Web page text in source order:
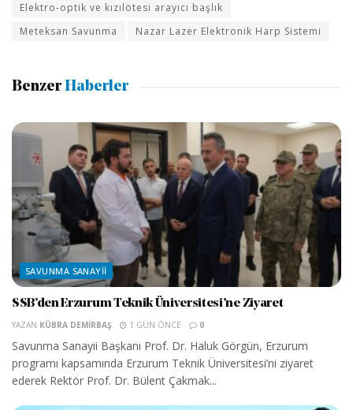
Elektro-optik ve kızılötesi arayıcı başlık
Meteksan Savunma
Nazar Lazer Elektronik Harp Sistemi
Benzer Haberler
SAVUNMA SANAYII
SSB’den Erzurum Teknik Üniversitesi’ne Ziyaret
YAZAN KÜBRA DEMIRBAŞ 1 GÜN ÖNCE 0
Savunma Sanayii Başkanı Prof. Dr. Haluk Görgün, Erzurum
programı kapsamında Erzurum Teknik Üniversitesi’ni ziyaret
ederek Rektör Prof. Dr. Bülent Çakmak...